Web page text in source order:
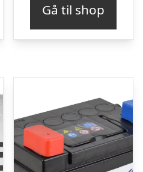
Gå til shop